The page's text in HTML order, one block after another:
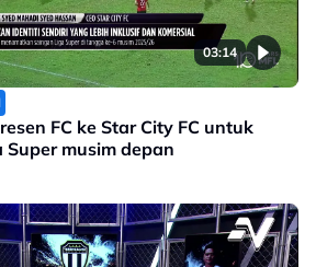
03:14
FC ke Star City FC untuk
musim depan